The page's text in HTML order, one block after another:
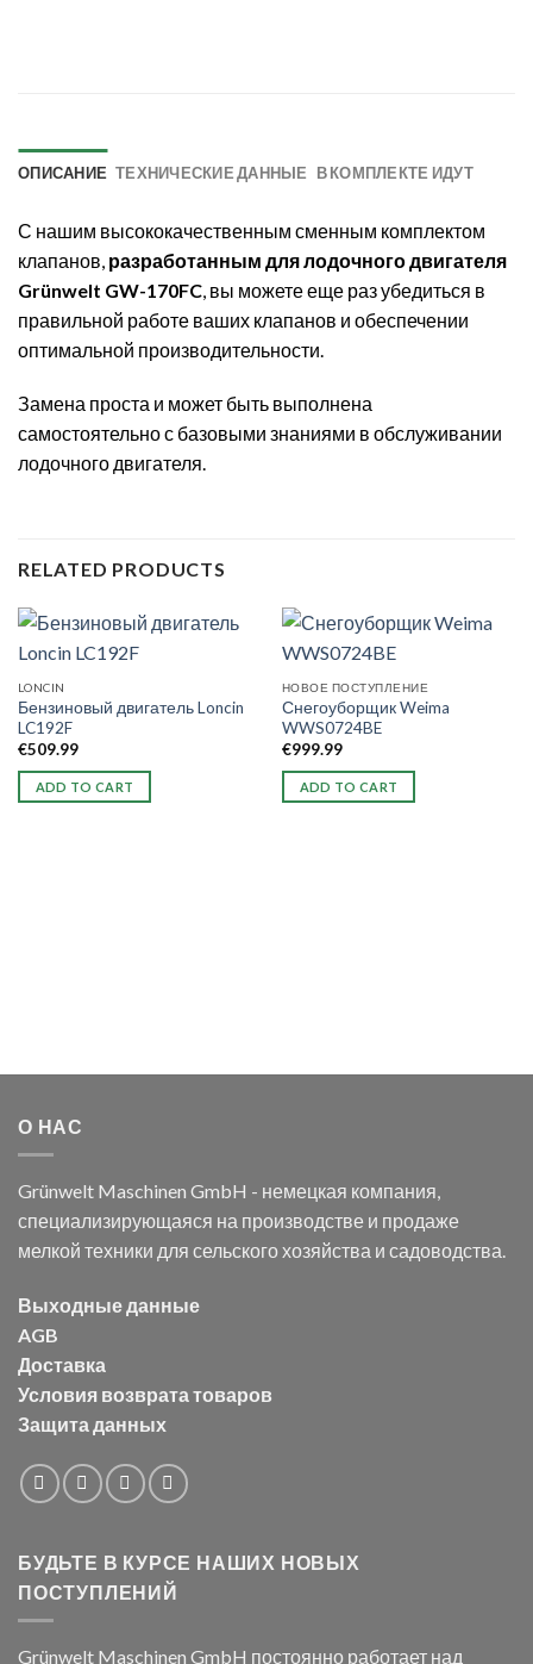
ОПИСАНИЕ ТЕХНИЧЕСКИЕ ДАННЫЕ В КОМПЛЕКТЕ ИДУТ
С нашим высококачественным сменным комплектом
клапанов, разработанным для лодочного двигателя
Grünwelt GW-170FC , вы можете еще раз убедиться в
правильной работе ваших клапанов и обеспечении
оптимальной производительности.
Замена проста и может быть выполнена
самостоятельно с базовыми знаниями в обслуживании
лодочного двигателя.
RELATED PRODUCTS
LONCIN
Бензиновый двигатель Loncin
LC192F
€509.99
ADD TO CART
НОВОЕ ПОСТУПЛЕНИЕ
Снегоуборщик Weima
WWS0724BE
€999.99
ADD TO CART
О НАС
Grünwelt Maschinen GmbH - немецкая компания,
специализирующаяся на производстве и продаже
мелкой техники для сельского хозяйства и садоводства.
Выходные данные
AGB
Доставка
Условия возврата товаров
Защита данных
БУДЬТЕ В КУРСЕ НАШИХ НОВЫХ
ПОСТУПЛЕНИЙ
Grünwelt Maschinen GmbH постоянно работает над